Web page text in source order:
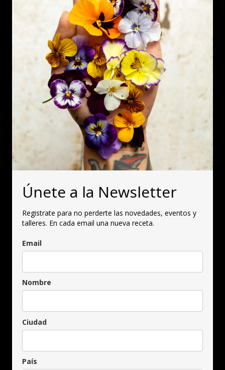
Únete a la Newsletter
Registrate para no perderte las novedades, eventos y
talleres. En cada email una nueva receta.
Email
Nombre
Ciudad
País